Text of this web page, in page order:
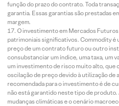
função do prazo do contrato. Toda
garantia. Essas garantias são prestadas
margem.
O investimento em Mercados
patrimoniais significativos. Commodity é
preço de um contrato futuro ou outro
consubstanciar um índice, uma taxa, um
um investimento de risco muito alto, que
oscilação de preço devido à utilização de
recomendada para o investimento é de
não está garantido neste tipo de
mudanças climáticas e o cenário